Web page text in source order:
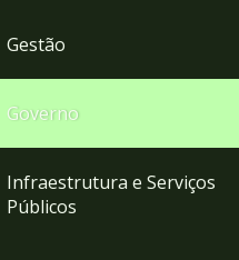
Gestão
Governo
Infraestrutura e Serviços
Públicos